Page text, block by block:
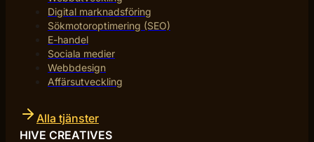
Digital marknadsföring
Sökmotoroptimering (SEO)
E-handel
Sociala medier
Webbdesign
Affärsutveckling
Alla tjänster
HIVE CREATIVES